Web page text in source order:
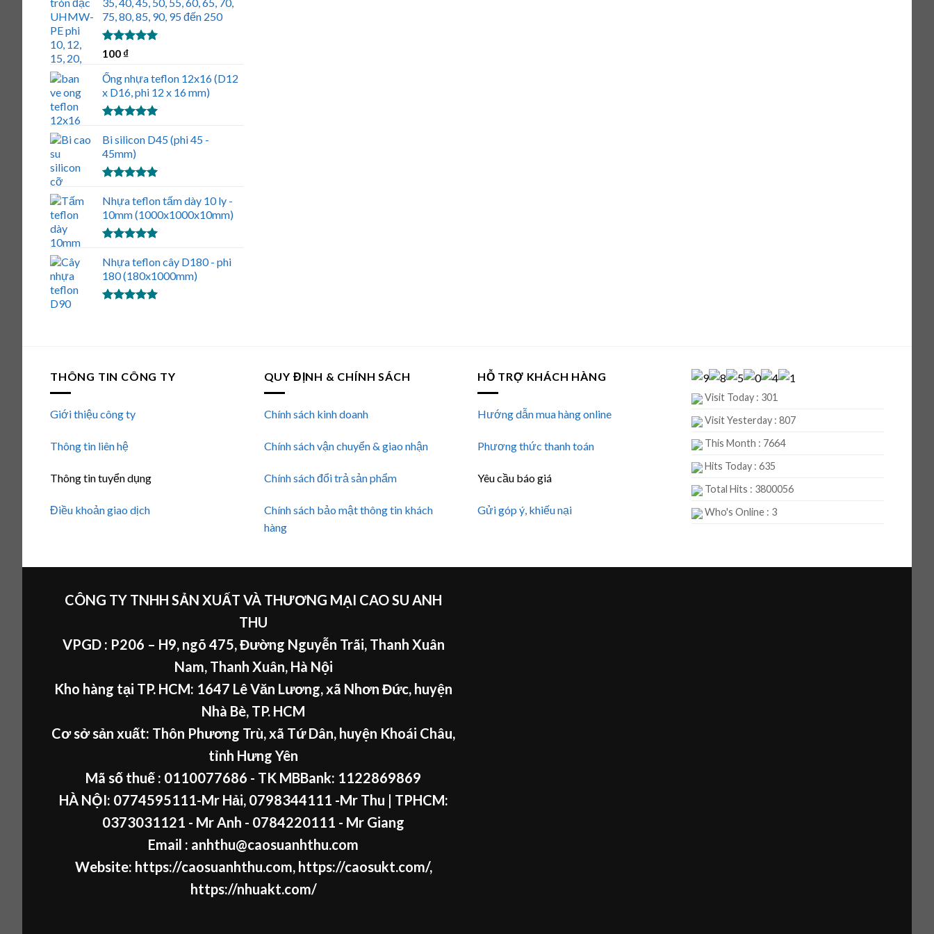
75, 80, 85, 90, 95 đến 250
Được xếp
5 sao
100 ₫
Ống nhựa teflon 12x16 (D12
x D16, phi 12 x 16 mm)
hạng5.00
5 sao
Bi silicon D45 (phi 45 -
45mm)
hạng5.00
5 sao
Nhựa teflon tấm dày 10 ly -
10mm (1000x1000x10mm)
hạng5.00
5 sao
Nhựa teflon cây D180 - phi
180 (180x1000mm)
THÔNG TIN CÔNG TY
Giới thiệu công ty
Thông tin liên hệ
Thông tin tuyển dụng
Điều khoản giao dịch
QUY ĐỊNH & CHÍNH SÁCH
Chính sách kinh doanh
Chính sách vận chuyển & giao nhận
Chính sách đổi trả sản phẩm
Chính sách bảo mật thông tin khách
hàng
HỖ TRỢ KHÁCH HÀNG
Hướng dẫn mua hàng online
Phương thức thanh toán
Yêu cầu báo giá
Gửi góp ý, khiếu nại
Visit Today : 301
Visit Yesterday : 807
This Month : 7664
Hits Today : 635
Total Hits : 3800056
Who's Online : 3
CÔNG TY TNHH SẢN XUẤT VÀ THƯƠNG MẠI CAO SU ANH
THU
VPGD : P206 – H9, ngõ 475, Đường Nguyễn Trãi, Thanh Xuân
Nam, Thanh Xuân, Hà Nội
Kho hàng tại TP. HCM: 1647 Lê Văn Lương, xã Nhơn Đức, huyện
Nhà Bè, TP. HCM
Cơ sở sản xuất: Thôn Phương Trù, xã Tứ Dân, huyện Khoái Châu,
tỉnh Hưng Yên
Mã số thuế : 0110077686 - TK MBBank: 1122869869
HÀ NỘI: 0774595111-Mr Hải, 0798344111 -Mr Thu | TPHCM:
0373031121 - Mr Anh - 0784220111 - Mr Giang
Email : anhthu@caosuanhthu.com
Website: https://caosuanhthu.com, https://caosukt.com/,
https://nhuakt.com/